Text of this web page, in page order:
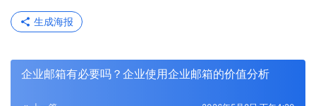
生成海报
企业邮箱有必要吗？企业使用企业邮箱的价值分析